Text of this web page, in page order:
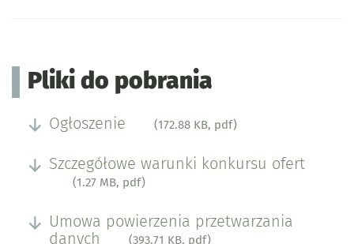
Pliki do pobrania
Ogłoszenie (172.88 KB, pdf)
Szczegółowe warunki konkursu ofert
(1.27 MB, pdf)
Umowa powierzenia przetwarzania
danych
(393.71 KB, pdf)